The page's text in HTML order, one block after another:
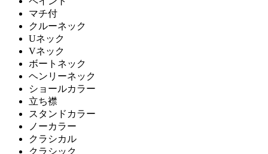
マチ付
クルーネック
Uネック
Vネック
ボートネック
ヘンリーネック
ショールカラー
立ち襟
スタンドカラー
ノーカラー
クラシカル
クラシック